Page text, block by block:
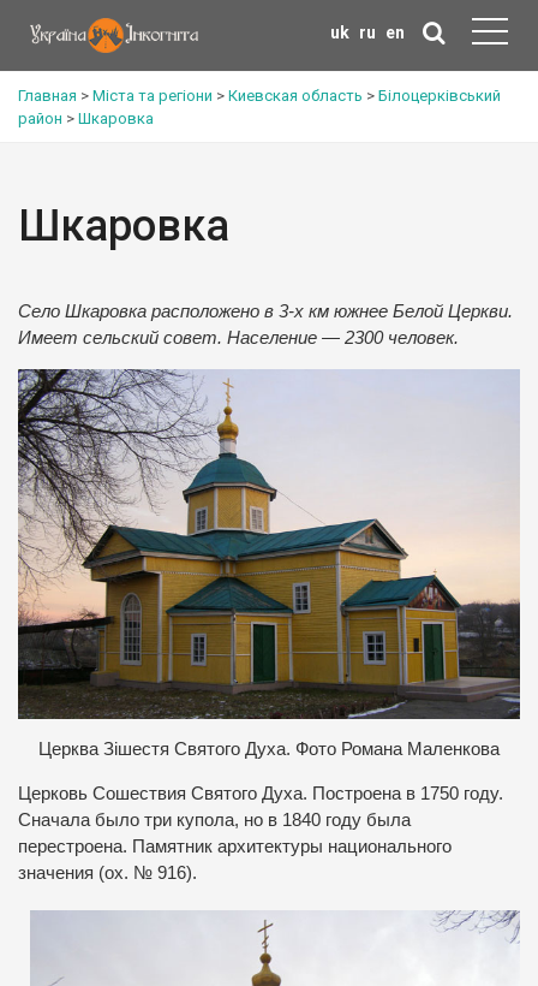
uk ru en
Главная > Міста та регіони > Киевская область > Білоцерківський
район > Шкаровка
Шкаровка
Село Шкаровка расположено в 3-х км южнее Белой Церкви.
Имеет сельский совет. Население — 2300 человек.
Церква Зішестя Святого Духа. Фото Романа Маленкова
Церковь Сошествия Святого Духа. Построена в 1750 году.
Сначала было три купола, но в 1840 году была
перестроена. Памятник архитектуры национального
значения (ох. № 916).